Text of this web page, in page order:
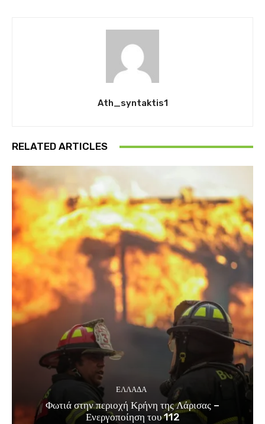
Ath_syntaktis1
RELATED ARTICLES
ΕΛΛΑΔΑ
Φωτιά στην περιοχή Κρήνη της Λάρισας –
Ενεργοποίηση του 112